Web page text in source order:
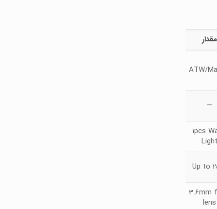
مقدار
ATW/
—
1pcs
Light
Up to
3.6mm
lens